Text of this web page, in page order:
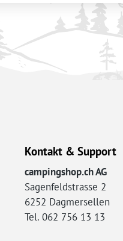
Kontakt & Support
campingshop.ch AG
Sagenfeldstrasse 2
6252 Dagmersellen
Tel. 062 756 13 13